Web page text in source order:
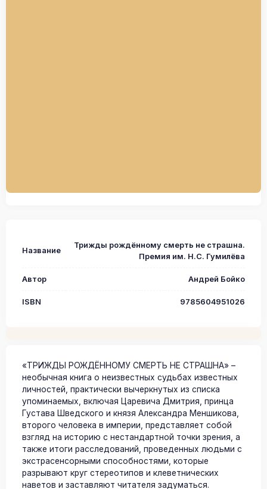
Название
Трижды рождённому смерть не страшна.
Премия им. Н.С. Гумилёва
Автор Андрей Бойко
ISBN 9785604951026
«ТРИЖДЫ РОЖДЁННОМУ СМЕРТЬ НЕ СТРАШНА» –
необычная книга о неизвестных судьбах известных
личностей, практически вычеркнутых из списка
упоминаемых, включая Царевича Дмитрия, принца
Густава Шведского и князя Александра Меншикова,
второго человека в империи, представляет собой
взгляд на историю с нестандартной точки зрения, а
также итоги расследований, проведенных людьми с
экстрасенсорными способностями, которые
разрывают круг стереотипов и клеветнических
наветов и заставляют читателя задуматься.